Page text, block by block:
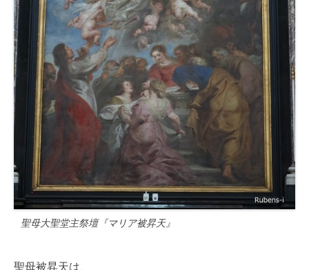
聖母大聖堂主祭壇『マリア被昇天』
聖母被昇天は、